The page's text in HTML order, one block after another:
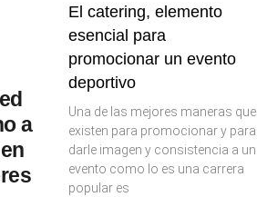
a
El catering, elemento
esencial para
promocionar un evento
deportivo
Una de las mejores maneras que
existen para promocionar y para
darle imagen y consistencia a un
evento como lo es una carrera
popular es